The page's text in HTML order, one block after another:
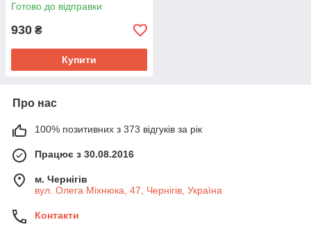
Готово до відправки
930 ₴
Купити
Про нас
100% позитивних з 373 відгуків за рік
Працює з 30.08.2016
м. Чернігів
вул. Олега Міхнюка, 47, Чернігів, Україна
Контакти